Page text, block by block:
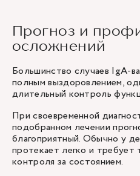
Прогноз и
осложнений
Большинство случаев IgA-
полным выздоровлением,
длительный контроль
При своевременной
подобранном лечении
благоприятный. Обычно у
протекает легко и требует
контроля за состоянием.